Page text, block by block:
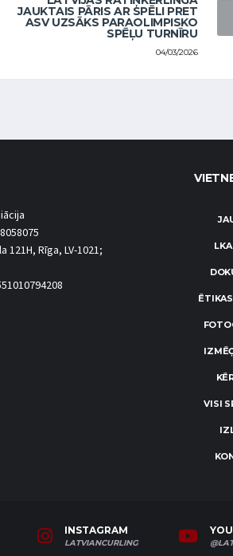
JAUKTAIS PĀRIS AR SPĒLI PRET
ASV UZSĀKS PARAOLIMPISKO
SPĒĻU TURNĪRU
04/03/2026
Rīga, LV-1021;
VISI
INSTAGRAM
LATVIANCURLING